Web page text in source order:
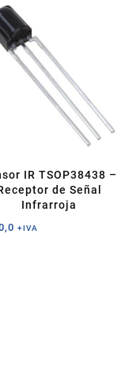
IR TSOP38438 –
de Señal
Infrarroja
+IVA